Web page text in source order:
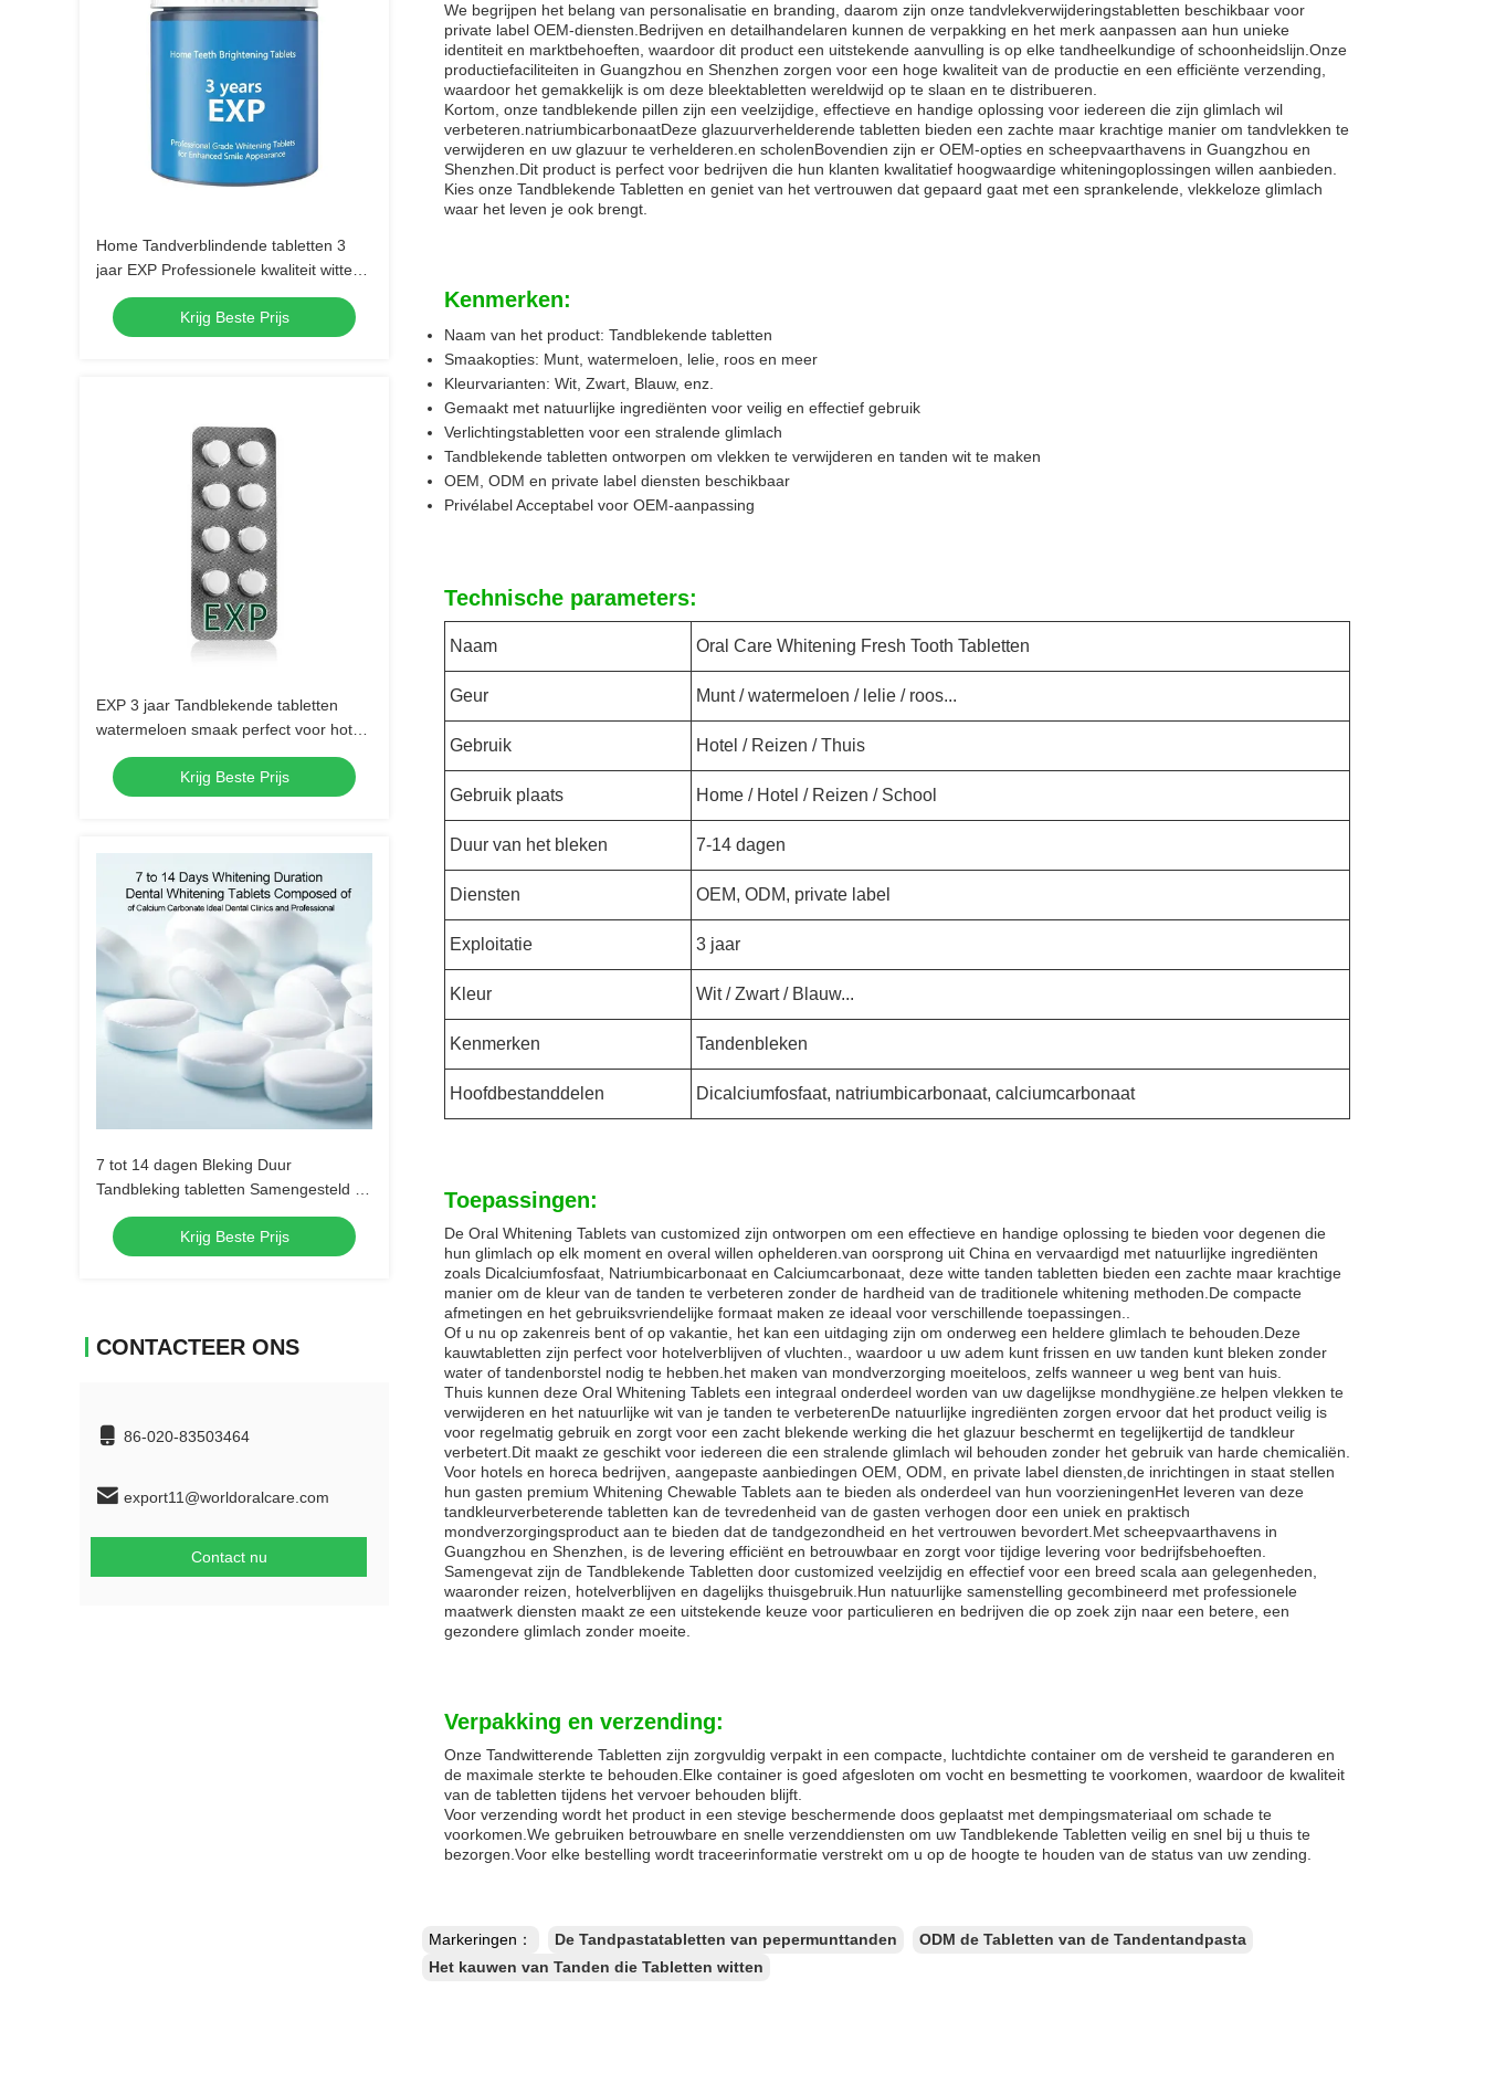
Home Tandverblindende tabletten 3
jaar EXP Professionele kwaliteit witte
tabletten voor een verbeterde glimlach
Krijg Beste Prijs
EXP 3 jaar Tandblekende tabletten
watermeloen smaak perfect voor hotel
reizen thuis natuurlijke ingrediënten
mengsel
Krijg Beste Prijs
7 tot 14 dagen Bleking Duur
Tandbleking tabletten Samengesteld uit
calciumcarbonaat Ideaal voor
tandheelkundige klinieken en
professionals
Krijg Beste Prijs
CONTACTEER ONS
86-020-83503464
export11@worldoralcare.com
Contact nu
We begrijpen het belang van personalisatie en branding, daarom zijn onze tandvlekverwijderingstabletten beschikbaar voor
private label OEM-diensten.Bedrijven en detailhandelaren kunnen de verpakking en het merk aanpassen aan hun unieke
identiteit en marktbehoeften, waardoor dit product een uitstekende aanvulling is op elke tandheelkundige of schoonheidslijn.Onze
productiefaciliteiten in Guangzhou en Shenzhen zorgen voor een hoge kwaliteit van de productie en een efficiënte verzending,
waardoor het gemakkelijk is om deze bleektabletten wereldwijd op te slaan en te distribueren.
Kortom, onze tandblekende pillen zijn een veelzijdige, effectieve en handige oplossing voor iedereen die zijn glimlach wil
verbeteren.natriumbicarbonaatDeze glazuurverhelderende tabletten bieden een zachte maar krachtige manier om tandvlekken te
verwijderen en uw glazuur te verhelderen.en scholenBovendien zijn er OEM-opties en scheepvaarthavens in Guangzhou en
Shenzhen.Dit product is perfect voor bedrijven die hun klanten kwalitatief hoogwaardige whiteningoplossingen willen aanbieden.
Kies onze Tandblekende Tabletten en geniet van het vertrouwen dat gepaard gaat met een sprankelende, vlekkeloze glimlach
waar het leven je ook brengt.
Kenmerken:
Naam van het product: Tandblekende tabletten
Smaakopties: Munt, watermeloen, lelie, roos en meer
Kleurvarianten: Wit, Zwart, Blauw, enz.
Gemaakt met natuurlijke ingrediënten voor veilig en effectief gebruik
Verlichtingstabletten voor een stralende glimlach
Tandblekende tabletten ontworpen om vlekken te verwijderen en tanden wit te maken
OEM, ODM en private label diensten beschikbaar
Privélabel Acceptabel voor OEM-aanpassing
Technische parameters:
Naam Oral Care Whitening Fresh Tooth Tabletten
Geur Munt / watermeloen / lelie / roos...
Gebruik Hotel / Reizen / Thuis
Gebruik plaats Home / Hotel / Reizen / School
Duur van het bleken 7-14 dagen
Diensten OEM, ODM, private label
Exploitatie 3 jaar
Kleur Wit / Zwart / Blauw...
Kenmerken Tandenbleken
Hoofdbestanddelen Dicalciumfosfaat, natriumbicarbonaat, calciumcarbonaat
Toepassingen:
De Oral Whitening Tablets van customized zijn ontworpen om een effectieve en handige oplossing te bieden voor degenen die
hun glimlach op elk moment en overal willen ophelderen.van oorsprong uit China en vervaardigd met natuurlijke ingrediënten
zoals Dicalciumfosfaat, Natriumbicarbonaat en Calciumcarbonaat, deze witte tanden tabletten bieden een zachte maar krachtige
manier om de kleur van de tanden te verbeteren zonder de hardheid van de traditionele whitening methoden.De compacte
afmetingen en het gebruiksvriendelijke formaat maken ze ideaal voor verschillende toepassingen..
Of u nu op zakenreis bent of op vakantie, het kan een uitdaging zijn om onderweg een heldere glimlach te behouden.Deze
kauwtabletten zijn perfect voor hotelverblijven of vluchten., waardoor u uw adem kunt frissen en uw tanden kunt bleken zonder
water of tandenborstel nodig te hebben.het maken van mondverzorging moeiteloos, zelfs wanneer u weg bent van huis.
Thuis kunnen deze Oral Whitening Tablets een integraal onderdeel worden van uw dagelijkse mondhygiëne.ze helpen vlekken te
verwijderen en het natuurlijke wit van je tanden te verbeterenDe natuurlijke ingrediënten zorgen ervoor dat het product veilig is
voor regelmatig gebruik en zorgt voor een zacht blekende werking die het glazuur beschermt en tegelijkertijd de tandkleur
verbetert.Dit maakt ze geschikt voor iedereen die een stralende glimlach wil behouden zonder het gebruik van harde chemicaliën.
Voor hotels en horeca bedrijven, aangepaste aanbiedingen OEM, ODM, en private label diensten,de inrichtingen in staat stellen
hun gasten premium Whitening Chewable Tablets aan te bieden als onderdeel van hun voorzieningenHet leveren van deze
tandkleurverbeterende tabletten kan de tevredenheid van de gasten verhogen door een uniek en praktisch
mondverzorgingsproduct aan te bieden dat de tandgezondheid en het vertrouwen bevordert.Met scheepvaarthavens in
Guangzhou en Shenzhen, is de levering efficiënt en betrouwbaar en zorgt voor tijdige levering voor bedrijfsbehoeften.
Samengevat zijn de Tandblekende Tabletten door customized veelzijdig en effectief voor een breed scala aan gelegenheden,
waaronder reizen, hotelverblijven en dagelijks thuisgebruik.Hun natuurlijke samenstelling gecombineerd met professionele
maatwerk diensten maakt ze een uitstekende keuze voor particulieren en bedrijven die op zoek zijn naar een betere, een
gezondere glimlach zonder moeite.
Verpakking en verzending:
Onze Tandwitterende Tabletten zijn zorgvuldig verpakt in een compacte, luchtdichte container om de versheid te garanderen en
de maximale sterkte te behouden.Elke container is goed afgesloten om vocht en besmetting te voorkomen, waardoor de kwaliteit
van de tabletten tijdens het vervoer behouden blijft.
Voor verzending wordt het product in een stevige beschermende doos geplaatst met dempingsmateriaal om schade te
voorkomen.We gebruiken betrouwbare en snelle verzenddiensten om uw Tandblekende Tabletten veilig en snel bij u thuis te
bezorgen.Voor elke bestelling wordt traceerinformatie verstrekt om u op de hoogte te houden van de status van uw zending.
Markeringen： De Tandpastatabletten van pepermunttanden
ODM de Tabletten van de Tandentandpasta
Het kauwen van Tanden die Tabletten witten